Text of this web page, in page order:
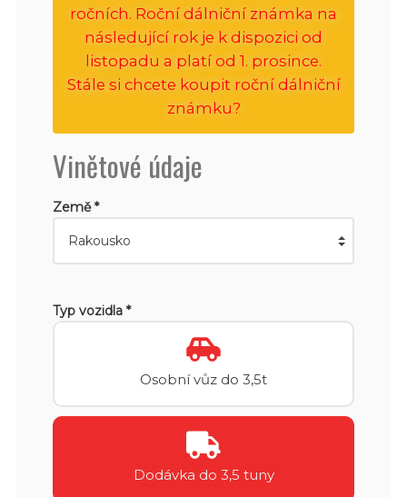
ročních. Roční dálniční známka na
následující rok je k dispozici od
listopadu a platí od 1. prosince.
Stále si chcete koupit roční dálniční
známku?
Vinětové údaje
Země *
Typ vozidla *
Osobní vůz do 3,5t
Dodávka do 3,5 tuny